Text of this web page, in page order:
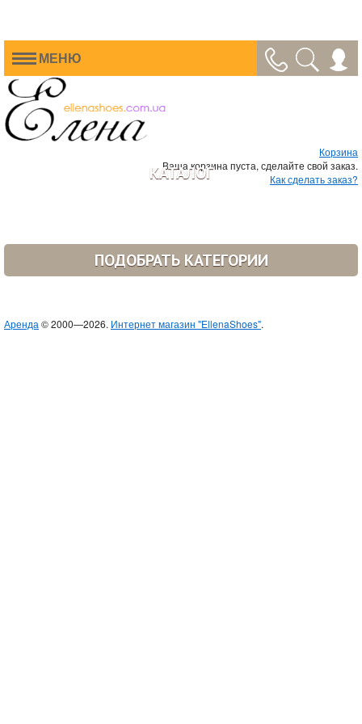
МЕНЮ
Корзина
Ваша корзина пуста, сделайте свой заказ.
Как сделать заказ?
КАТАЛОГ
ПОДОБРАТЬ КАТЕГОРИИ
Аренда © 2000—2026. Интернет магазин "EllenaShoes".